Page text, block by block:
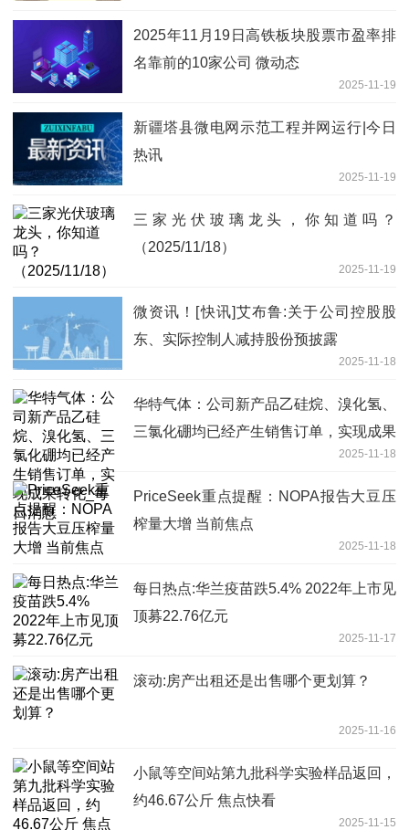
2025年11月19日高铁板块股票市盈率排
名靠前的10家公司 微动态
2025-11-19
新疆塔县微电网示范工程并网运行|今日
热讯
2025-11-19
三家光伏玻璃龙头，你知道吗？
（2025/11/18）
2025-11-19
微资讯！[快讯]艾布鲁:关于公司控股股
东、实际控制人减持股份预披露
2025-11-18
华特气体：公司新产品乙硅烷、溴化氢、
三氯化硼均已经产生销售订单，实现成果
2025-11-18
PriceSeek重点提醒：NOPA报告大豆压
榨量大增 当前焦点
2025-11-18
每日热点:华兰疫苗跌5.4% 2022年上市见
顶募22.76亿元
2025-11-17
滚动:房产出租还是出售哪个更划算？
2025-11-16
小鼠等空间站第九批科学实验样品返回，
约46.67公斤 焦点快看
2025-11-15